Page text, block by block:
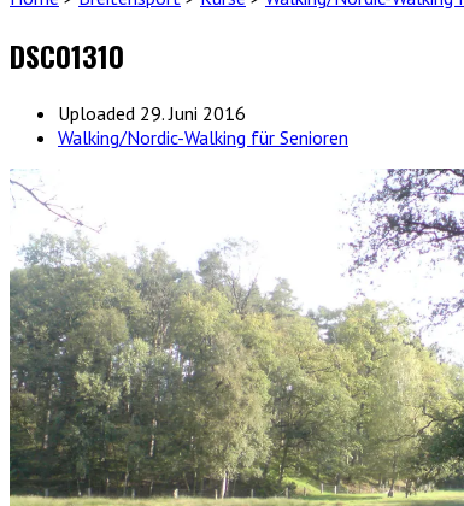
DSC01310
Uploaded 29. Juni 2016
Walking/Nordic-Walking für Senioren